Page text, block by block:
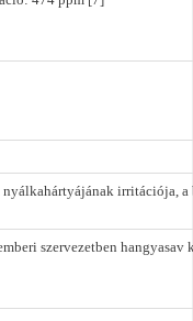
nyálkahártyájának irritációja, a
szervezetben